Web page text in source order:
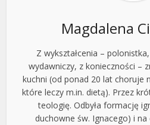
Magdalena
Z wykształcenia –
wydawniczy, z konieczności –
kuchni (od ponad 20 lat choruje
które leczy m.in. dietą). Przez
teologię. Odbyła formację
duchowne św. Ignacego) i